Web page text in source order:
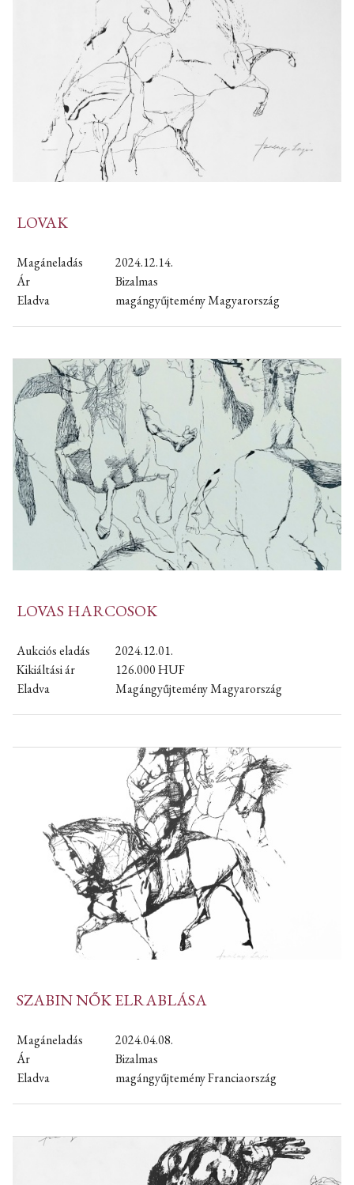
LOVAK
Magáneladás
2024.12.14.
Ár
Bizalmas
Eladva
magángyűjtemény Magyarország
LOVAS HARCOSOK
Aukciós eladás
2024.12.01.
Kikiáltási ár
126.000HUF
Eladva
Magángyűjtemény Magyarország
SZABIN NŐK ELRABLÁSA
Magáneladás
2024.04.08.
Ár
Bizalmas
Eladva
magángyűjtemény Franciaország